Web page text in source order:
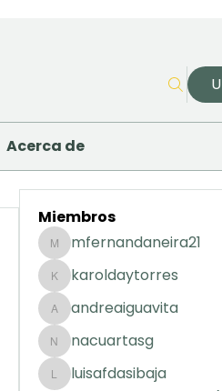
Acerca de
Miembros
mfernandaneira21
mfernandaneira21
karoldaytorres
karoldaytorres
andreaiguavita
andreaiguavita
nacuartasg
nacuartasg
luisafdasibaja
luisafdasibaja